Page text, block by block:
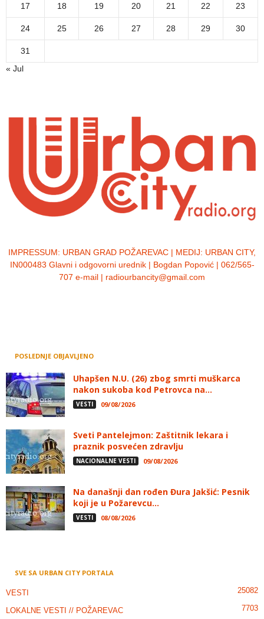
17 18 19 20 21 22 23
24 25 26 27 28 29 30
31
« Jul
IMPRESSUM: URBAN GRAD POŽAREVAC | MEDIJ: URBAN CITY,
IN000483 Glavni i odgovorni urednik | Bogdan Popović | 062/565-
707 e-mail | radiourbancity@gmail.com
POSLEDNJE OBJAVLJENO
Uhapšen N.U. (26) zbog smrti muškarca
nakon sukoba kod Petrovca na...
VESTI 09/08/2026
Sveti Pantelejmon: Zaštitnik lekara i
praznik posvećen zdravlju
NACIONALNE VESTI 09/08/2026
Na današnji dan rođen Đura Jakšić: Pesnik
koji je u Požarevcu...
VESTI 08/08/2026
SVE SA URBAN CITY PORTALA
VESTI 25082
LOKALNE VESTI // POŽAREVAC 7703